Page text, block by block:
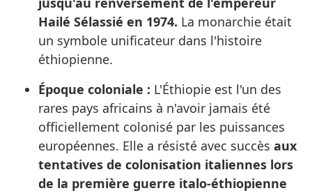
Hailé Sélassié en 1974. La monarchie était
un symbole unificateur dans l'histoire
éthiopienne.
Époque coloniale : L'Éthiopie est l'un des
rares pays africains à n'avoir jamais été
officiellement colonisé par les puissances
européennes. Elle a résisté avec succès aux
tentatives de colonisation italiennes lors
de la première guerre italo-éthiopienne